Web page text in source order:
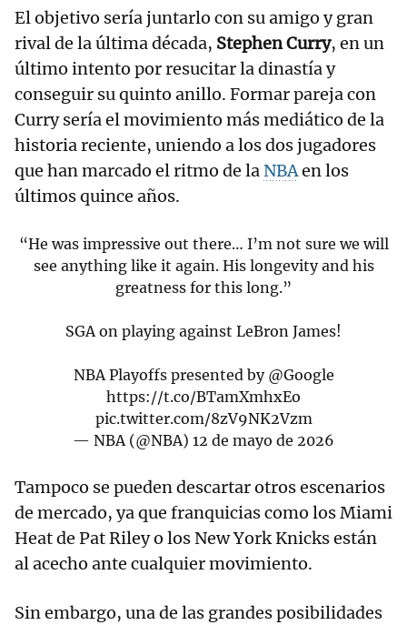
El objetivo sería juntarlo con su amigo y gran
rival de la última década, Stephen Curry, en un
último intento por resucitar la dinastía y
conseguir su quinto anillo. Formar pareja con
Curry sería el movimiento más mediático de la
historia reciente, uniendo a los dos jugadores
que han marcado el ritmo de la NBAen los
últimos quince años.
“He was impressive out there… I’m not sure we will
see anything like it again. His longevity and his
greatness for this long.”
SGA on playing against LeBron James!
NBA Playoffs presented by @Google
https://t.co/BTamXmhxEo
pic.twitter.com/8zV9NK2Vzm
— NBA (@NBA) 12 de mayo de 2026
Tampoco se pueden descartar otros escenarios
de mercado, ya que franquicias como los Miami
Heat de Pat Riley o los New York Knicks están
al acecho ante cualquier movimiento.
Sin embargo, una de las grandes posibilidades